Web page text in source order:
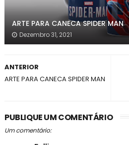
ARTE PARA CANECA SPIDER MAN
Dezembro 31, 2021
ANTERIOR
ARTE PARA CANECA SPIDER MAN
PUBLIQUE UM COMENTÁRIO
Um comentário: